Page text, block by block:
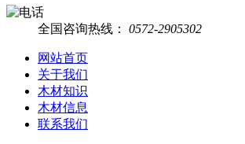
全国咨询热线： 0572-2905302
网站首页
关于我们
木材知识
木材信息
联系我们